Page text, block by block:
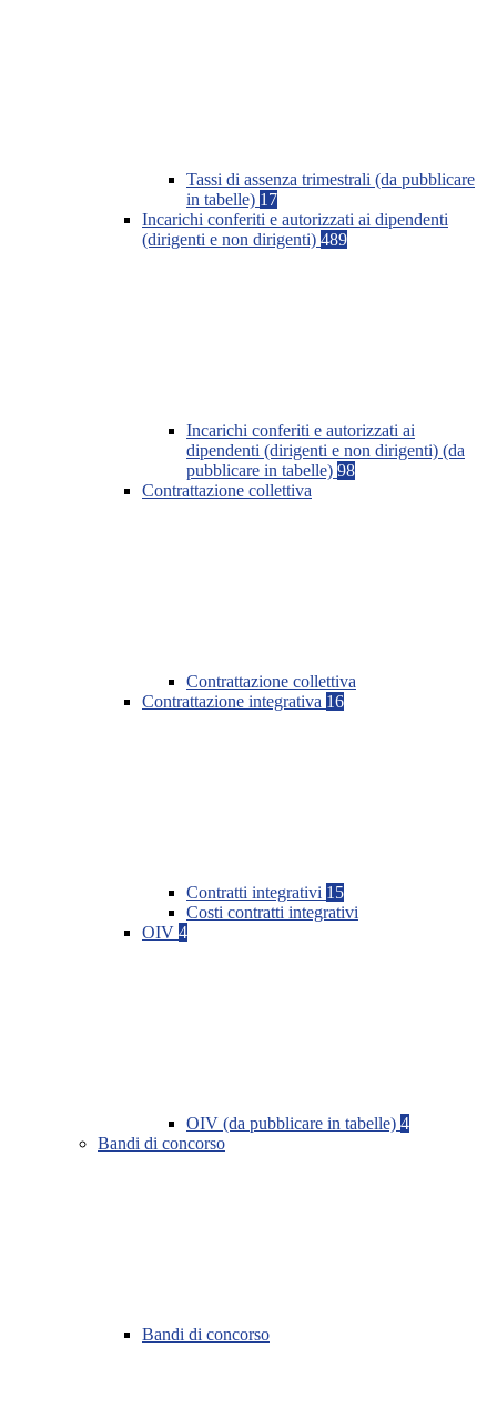
Tassi di assenza trimestrali (da pubblicare
in tabelle) 17
Incarichi conferiti e autorizzati ai dipendenti
(dirigenti e non dirigenti) 489
Incarichi conferiti e autorizzati ai
dipendenti (dirigenti e non dirigenti) (da
pubblicare in tabelle) 98
Contrattazione collettiva
Contrattazione collettiva
Contrattazione integrativa 16
Contratti integrativi 15
Costi contratti integrativi
OIV 4
OIV (da pubblicare in tabelle) 4
Bandi di concorso
Bandi di concorso